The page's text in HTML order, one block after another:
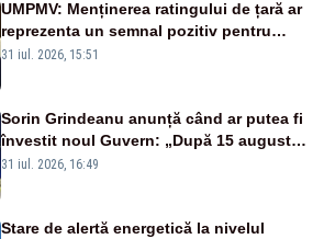
UMPMV: Menținerea ratingului de țară ar
reprezenta un semnal pozitiv pentru
România. Autoritățile trebuie să continue
31 iul. 2026, 15:51
Sorin Grindeanu anunță când ar putea fi
învestit noul Guvern: „După 15 august
sunt șanse mai mari”
31 iul. 2026, 16:49
Stare de alertă energetică la nivelul